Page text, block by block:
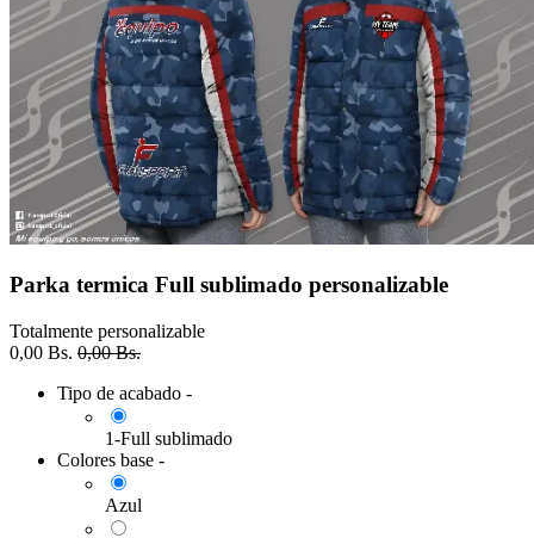
Parka termica Full sublimado personalizable
Totalmente personalizable
0,00 Bs. 0,00Bs.
Tipo de acabado -
1-Full sublimado
Colores base -
Azul